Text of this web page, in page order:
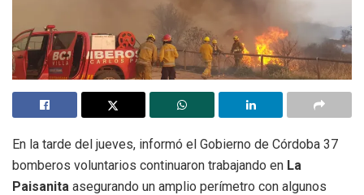
En la tarde del jueves, informó el Gobierno de Córdoba 37
bomberos voluntarios continuaron trabajando en La
Paisanita asegurando un amplio perímetro con algunos